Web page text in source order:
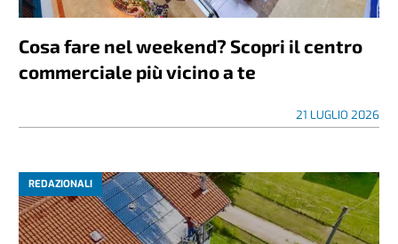
Cosa fare nel weekend? Scopri il centro
commerciale più vicino a te
21 LUGLIO 2026
REDAZIONALI